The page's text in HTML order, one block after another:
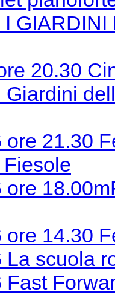
I
20.30
Giardini
ore 21.30
ore
ore 14.30
La scuola
Fast